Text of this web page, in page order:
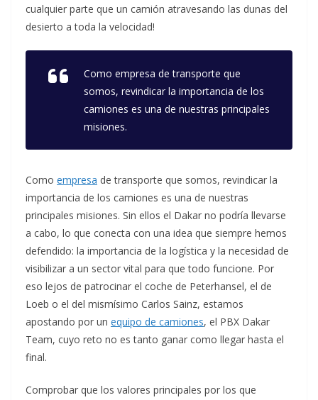
cualquier parte que un camión atravesando las dunas del
desierto a toda la velocidad!
Como empresa de transporte que
somos, revindicar la importancia de los
camiones es una de nuestras principales
misiones.
Como empresa de transporte que somos, revindicar la
importancia de los camiones es una de nuestras
principales misiones. Sin ellos el Dakar no podría llevarse
a cabo, lo que conecta con una idea que siempre hemos
defendido: la importancia de la logística y la necesidad de
visibilizar a un sector vital para que todo funcione. Por
eso lejos de patrocinar el coche de Peterhansel, el de
Loeb o el del mismísimo Carlos Sainz, estamos
apostando por un equipo de camiones, el PBX Dakar
Team, cuyo reto no es tanto ganar como llegar hasta el
final.
Comprobar que los valores principales por los que